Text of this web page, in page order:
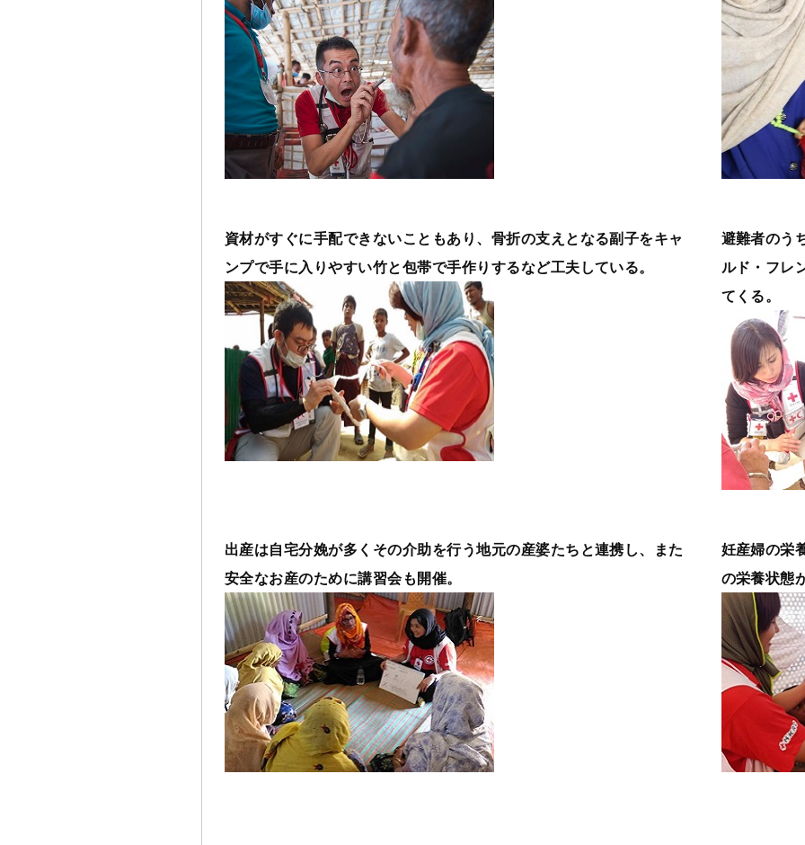
資材がすぐに手配できないこともあり、骨折の支えとなる副子をキャ
ンプで手に入りやすい竹と包帯で手作りするなど工夫している。
避難者のう
ルド・フレ
てくる。
出産は自宅分娩が多くその介助を行う地元の産婆たちと連携し、また
安全なお産のために講習会も開催。
妊産婦の栄
の栄養状態